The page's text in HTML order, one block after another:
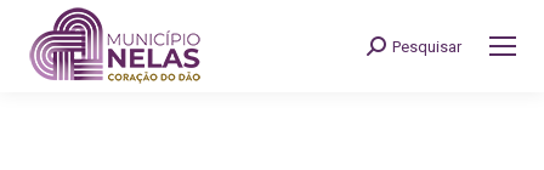
Search:
Pesquisar